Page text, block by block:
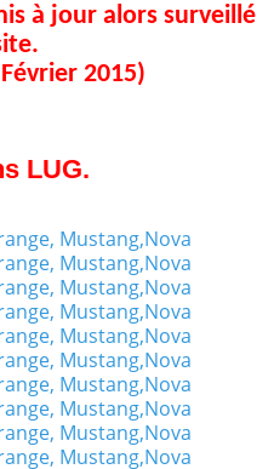
à jour alors surveillé
2015)
LUG.